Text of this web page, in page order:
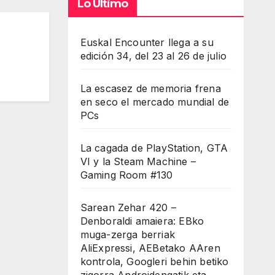
Lo Último
Euskal Encounter llega a su
edición 34, del 23 al 26 de julio
La escasez de memoria frena
en seco el mercado mundial de
PCs
La cagada de PlayStation, GTA
VI y la Steam Machine –
Gaming Room #130
Sarean Zehar 420 –
Denboraldi amaiera: EBko
muga-zerga berriak
AliExpressi, AEBetako AAren
kontrola, Googleri behin betiko